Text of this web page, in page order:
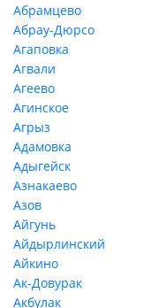
Абрамцево
Абрау-Дюрсо
Агаповка
Агвали
Агеево
Агинское
Агрыз
Адамовка
Адыгейск
Азнакаево
Азов
Айгунь
Айдырлинский
Айкино
Ак-Довурак
Акбулак